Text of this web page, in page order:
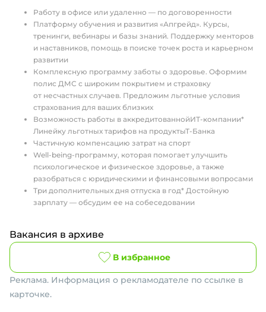
Работу в офисе или удаленно — по договоренности
Платформу обучения и развития «Апгрейд». Курсы,
тренинги, вебинары и базы знаний. Поддержку менторов
и наставников, помощь в поиске точек роста и карьерном
развитии
Комплексную программу заботы о здоровье. Оформим
полис ДМС с широким покрытием и страховку
от несчастных случаев. Предложим льготные условия
страхования для ваших близких
Возможность работы в аккредитованнойИТ-компании*
Линейку льготных тарифов на продуктыТ-Банка
Частичную компенсацию затрат на спорт
Well-being-программу, которая помогает улучшить
психологическое и физическое здоровье, а также
разобраться с юридическими и финансовыми вопросами
Три дополнительных дня отпуска в год* Достойную
зарплату — обсудим ее на собеседовании
Вакансия в архиве
В избранное
Реклама. Информация о рекламодателе по ссылке в
карточке.